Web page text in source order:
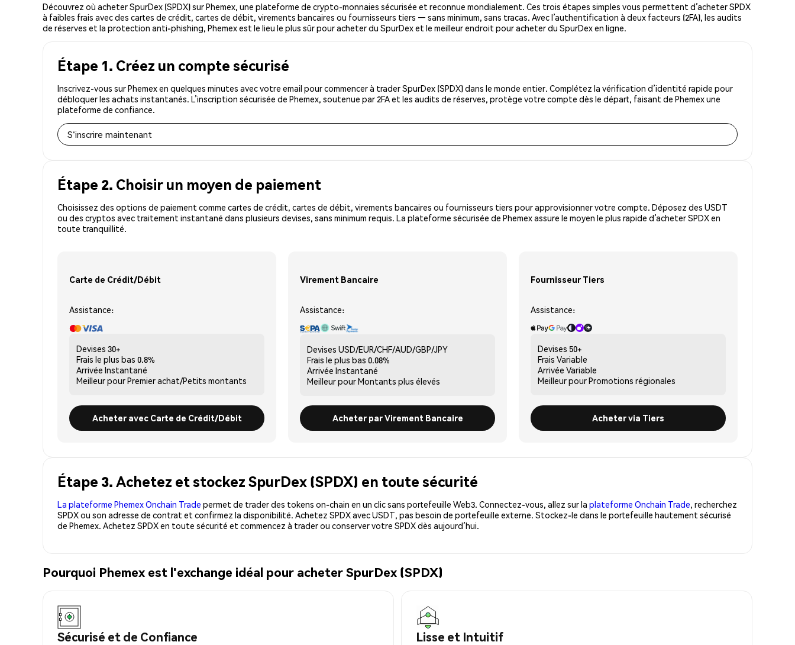
Découvrez où acheter SpurDex (SPDX) sur Phemex, une plateforme de crypto-monnaies sécurisée et reconnue mondialement. Ces trois étapes simples vous permettent d’acheter SPDX
à faibles frais avec des cartes de crédit, cartes de débit, virements bancaires ou fournisseurs tiers — sans minimum, sans tracas. Avec l’authentification à deux facteurs (2FA), les audits
de réserves et la protection anti-phishing, Phemex est le lieu le plus sûr pour acheter du SpurDex et le meilleur endroit pour acheter du SpurDex en ligne.
Étape 1. Créez un compte sécurisé
Inscrivez-vous sur Phemex en quelques minutes avec votre email pour commencer à trader SpurDex (SPDX) dans le monde entier. Complétez la vérification d’identité rapide pour
débloquer les achats instantanés. L’inscription sécurisée de Phemex, soutenue par 2FA et les audits de réserves, protège votre compte dès le départ, faisant de Phemex une
plateforme de confiance.
S'inscrire maintenant
Étape 2. Choisir un moyen de paiement
Choisissez des options de paiement comme cartes de crédit, cartes de débit, virements bancaires ou fournisseurs tiers pour approvisionner votre compte. Déposez des USDT
ou des cryptos avec traitement instantané dans plusieurs devises, sans minimum requis. La plateforme sécurisée de Phemex assure le moyen le plus rapide d’acheter SPDX en
toute tranquillité.
Carte de Crédit/Débit
Assistance:
Devises 30+
Frais le plus bas 0.8%
Arrivée Instantané
Meilleur pourPremier achat/Petits montants
Acheter avec Carte de Crédit/Débit
Virement Bancaire
Assistance:
Devises USD/EUR/CHF/AUD/GBP/JPY
Frais le plus bas 0.08%
Arrivée Instantané
Meilleur pourMontants plus élevés
Acheter par Virement Bancaire
Fournisseur Tiers
Assistance:
Devises 50+
Frais Variable
Arrivée Variable
Meilleur pourPromotions régionales
Acheter via Tiers
Étape 3. Achetez et stockez SpurDex (SPDX) en toute sécurité
La plateforme Phemex Onchain Trade permet de trader des tokens on-chain en un clic sans portefeuille Web3. Connectez-vous, allez sur la plateforme Onchain Trade, recherchez
SPDX ou son adresse de contrat et confirmez la disponibilité. Achetez SPDX avec USDT, pas besoin de portefeuille externe. Stockez-le dans le portefeuille hautement sécurisé
de Phemex. Achetez SPDX en toute sécurité et commencez à trader ou conserver votre SPDX dès aujourd’hui.
Pourquoi Phemex est l'exchange idéal pour acheter SpurDex (SPDX)
Sécurisé et de Confiance Lisse et Intuitif